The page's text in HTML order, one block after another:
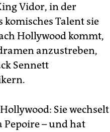
Vidor, in der
Talent sie
Hollywood kommt,
anzustreben,
Sennett
Sie wechselt
Pepoire – und hat